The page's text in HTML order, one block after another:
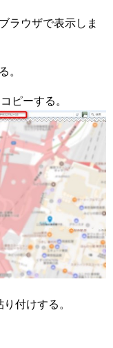
ラウザで表示しま
。
ピーする。
付けする。